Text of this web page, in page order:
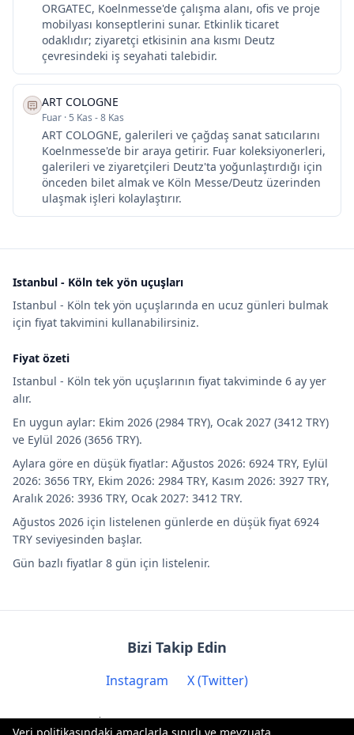
ORGATEC, Koelnmesse'de çalışma alanı, ofis ve proje
mobilyası konseptlerini sunar. Etkinlik ticaret
odaklıdır; ziyaretçi etkisinin ana kısmı Deutz
çevresindeki iş seyahati talebidir.
ART COLOGNE
Fuar · 5 Kas - 8 Kas
ART COLOGNE, galerileri ve çağdaş sanat satıcılarını
Koelnmesse'de bir araya getirir. Fuar koleksiyonerleri,
galerileri ve ziyaretçileri Deutz'ta yoğunlaştırdığı için
önceden bilet almak ve Köln Messe/Deutz üzerinden
ulaşmak işleri kolaylaştırır.
Istanbul - Köln tek yön uçuşları
Istanbul - Köln tek yön uçuşlarında en ucuz günleri bulmak
için fiyat takvimini kullanabilirsiniz.
Fiyat özeti
Istanbul - Köln tek yön uçuşlarının fiyat takviminde 6 ay yer
alır.
En uygun aylar: Ekim 2026 (2984 TRY), Ocak 2027 (3412 TRY)
ve Eylül 2026 (3656 TRY).
Aylara göre en düşük fiyatlar: Ağustos 2026: 6924 TRY, Eylül
2026: 3656 TRY, Ekim 2026: 2984 TRY, Kasım 2026: 3927 TRY,
Aralık 2026: 3936 TRY, Ocak 2027: 3412 TRY.
Ağustos 2026 için listelenen günlerde en düşük fiyat 6924
TRY seviyesinden başlar.
Gün bazlı fiyatlar 8 gün için listelenir.
Bizi Takip Edin
Instagram X (Twitter)
İletişim: contact@biryere.com